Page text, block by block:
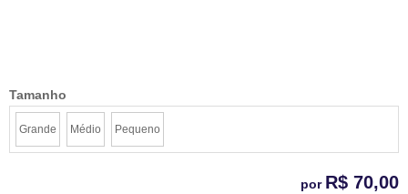
Tamanho
Grande Médio Pequeno
por R$ 70,00